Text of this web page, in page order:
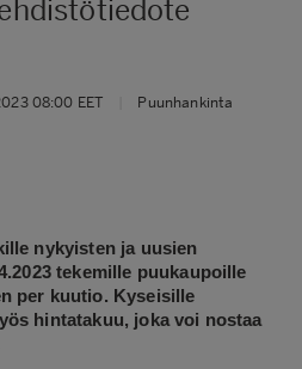
08:00 EET Puunhankinta
nykyisten ja uusien
tekemille puukaupoille
per kuutio. Kyseisille
hintatakuu, joka voi nostaa